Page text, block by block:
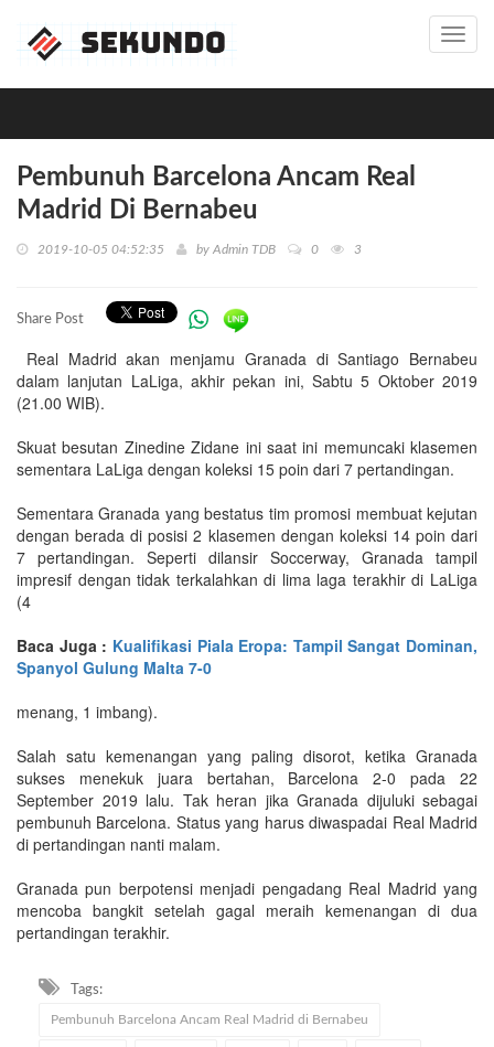
Pembunuh Barcelona Ancam Real
Madrid Di Bernabeu
2019-10-05 04:52:35 by Admin TDB 0 3
Share Post
Real Madrid akan menjamu Granada di Santiago Bernabeu
dalam lanjutan LaLiga, akhir pekan ini, Sabtu 5 Oktober 2019
(21.00 WIB).
Skuat besutan Zinedine Zidane ini saat ini memuncaki klasemen
sementara LaLiga dengan koleksi 15 poin dari 7 pertandingan.
Sementara Granada yang bestatus tim promosi membuat kejutan
dengan berada di posisi 2 klasemen dengan koleksi 14 poin dari
7 pertandingan. Seperti dilansir Soccerway, Granada tampil
impresif dengan tidak terkalahkan di lima laga terakhir di LaLiga
(4
Baca Juga : Kualifikasi Piala Eropa: Tampil Sangat Dominan,
Spanyol Gulung Malta 7-0
menang, 1 imbang).
Salah satu kemenangan yang paling disorot, ketika Granada
sukses menekuk juara bertahan, Barcelona 2-0 pada 22
September 2019 lalu. Tak heran jika Granada dijuluki sebagai
pembunuh Barcelona. Status yang harus diwaspadai Real Madrid
di pertandingan nanti malam.
Granada pun berpotensi menjadi pengadang Real Madrid yang
mencoba bangkit setelah gagal meraih kemenangan di dua
pertandingan terakhir.
Tags:
Pembunuh Barcelona Ancam Real Madrid di Bernabeu